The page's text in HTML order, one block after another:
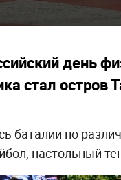
день
стал остров
баталии по
настольный